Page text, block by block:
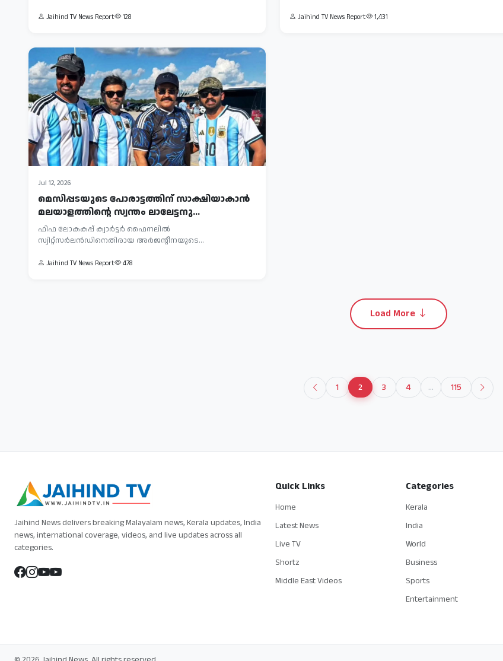
Jaihind TV News Report 128 Jaihind TV News Report 1,431
Jul 12, 2026
മെസിപ്പടയുടെ പോരാട്ടത്തിന് സാക്ഷിയാകാൻ
മലയാളത്തിന്റെ സ്വന്തം ലാലേട്ടനു...
ഫിഫ ലോകകപ്പ് ക്വാർട്ടർ ഫൈനലിൽ
സ്വിറ്റ്‌സർലൻഡിനെതിരായ അർജന്റീനയുടെ
Jaihind TV News Report 478
Load More
1 2 3 4 ... 115
Jaihind News delivers breaking Malayalam news, Kerala updates, India
news, international coverage, videos, and live updates across all
categories.
Quick Links
Home
Latest News
Live TV
Shortz
Middle East Videos
Categories
Kerala
India
World
Business
Sports
Entertainment